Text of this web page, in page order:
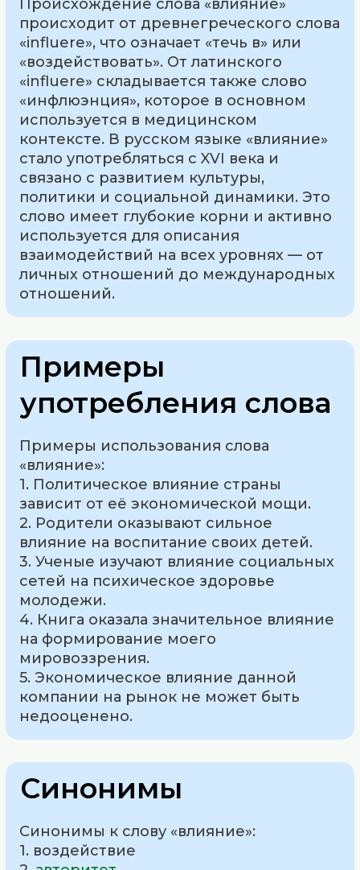
Происхождение слова «влияние»
происходит от древнегреческого слова
«influere», что означает «течь в» или
«воздействовать». От латинского
«influere» складывается также слово
«инфлюэнция», которое в основном
используется в медицинском
контексте. В русском языке «влияние»
стало употребляться с XVI века и
связано с развитием культуры,
политики и социальной динамики. Это
слово имеет глубокие корни и активно
используется для описания
взаимодействий на всех уровнях — от
личных отношений до международных
отношений.
Примеры
употребления слова
Примеры использования слова
«влияние»:
1. Политическое влияние страны
зависит от её экономической мощи.
2. Родители оказывают сильное
влияние на воспитание своих детей.
3. Ученые изучают влияние социальных
сетей на психическое здоровье
молодежи.
4. Книга оказала значительное влияние
на формирование моего
мировоззрения.
5. Экономическое влияние данной
компании на рынок не может быть
недооценено.
Синонимы
Синонимы к слову «влияние»:
1. воздействие